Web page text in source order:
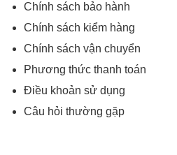
Chính sách bảo hành
Chính sách kiểm hàng
Chính sách vận chuyển
Phương thức thanh toán
Điều khoản sử dụng
Câu hỏi thường gặp